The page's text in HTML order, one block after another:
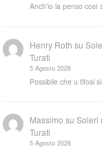
Anch'io la penso così
Henry Roth su
Turati
5 Agosto 2026
Possibile che u tifosi
Massimo suSoleri
Turati
5 Agosto 2026